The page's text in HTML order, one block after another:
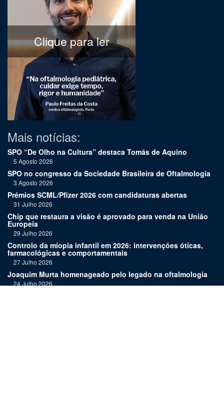
Clique para ler
Mais notícias:
SPO “De Olho na Cultura” destaca Tomás de Aquino
5 Agosto 2026
SPO no congresso da Sociedade Brasileira de Oftalmologia
3 Agosto 2026
Prémios SCML/Pfizer 2026 com candidaturas abertas
31 Julho 2026
Chip que restaura a visão é aprovado para venda na União
Europeia
29 Julho 2026
Controlo da miopia infantil em 2026: intervenções óticas,
farmacológicas e comportamentais
27 Julho 2026
Joaquim Murta homenageado pelo legado na oftalmologia
24 Julho 2026